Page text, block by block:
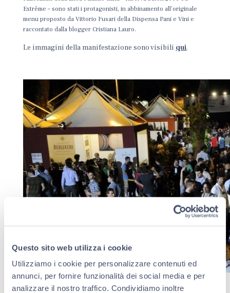
Questo sito web utilizza i cookie
Utilizziamo i cookie per personalizzare contenuti ed
annunci, per fornire funzionalità dei social media e per
analizzare il nostro traffico. Condividiamo inoltre
Extrême – sono stati i protagonisti, in abbinamento all’originale
menu proposto da Vittorio Fusari della Dispensa Pani e Vini e
raccontato dalla blogger Cristiana Lauro.
Le immagini della manifestazione sono visibili qui.